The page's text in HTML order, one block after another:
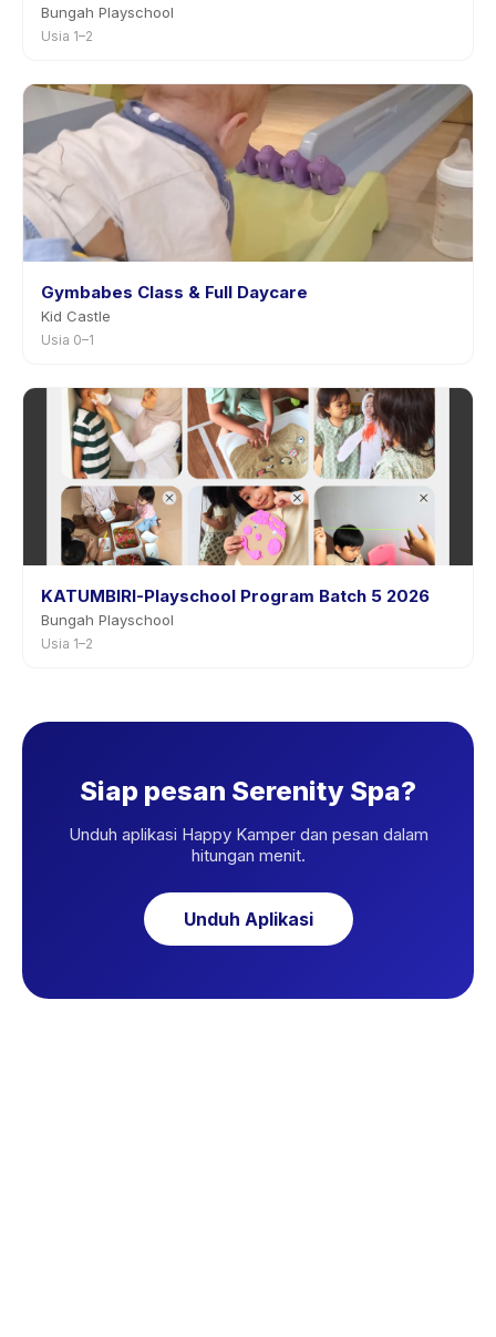
Bungah Playschool
Usia 1–2
Gymbabes Class & Full Daycare
Kid Castle
Usia 0–1
KATUMBIRI-Playschool Program Batch 5 2026
Bungah Playschool
Usia 1–2
Siap pesan Serenity Spa?
Unduh aplikasi Happy Kamper dan pesan dalam
hitungan menit.
Unduh Aplikasi